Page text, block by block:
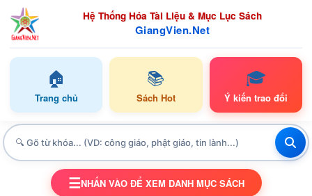
Hệ Thống Hóa Tài Liệu & Mục Lục Sách
GiangVien.Net
🏠
Trang chủ
📚
Sách Hot
🎓
Ý kiến trao đổi
TOGGLE NAVIGATION
☰NHẤN VÀO ĐỂ XEM DANH MỤC SÁCH